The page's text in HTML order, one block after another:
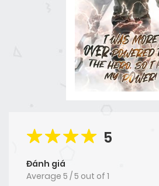
5
Đánh giá
Average 5 /5 out of 1